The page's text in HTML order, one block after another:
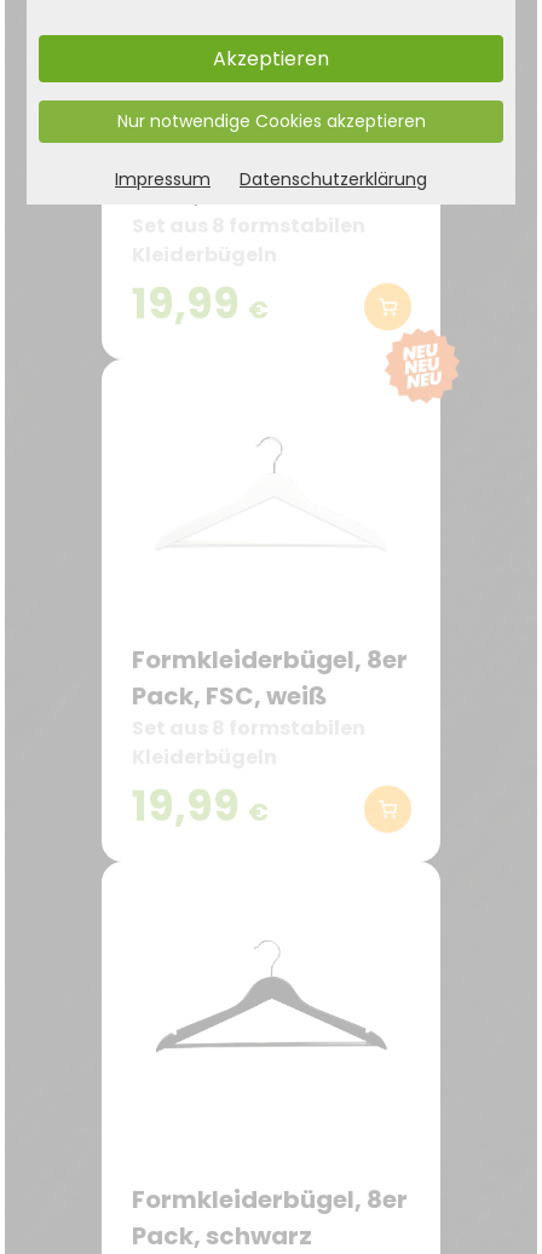
Pack, FSC
19,99 €
Formkleiderbügel, 8er
Pack, FSC, weiß
19,99 €
Formkleiderbügel, 8er
Pack, schwarz
Akzeptieren
Nur notwendige Cookies akzeptieren
Impressum Datenschutzerklärung